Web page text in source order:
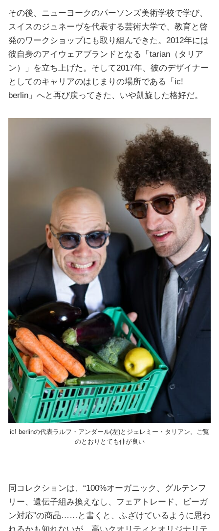
その後、ニューヨークのパーソンズ美術学校で学び、
スイスのジュネーヴを代表する芸術大学で、教育と啓
発のワークショップにも取り組んできた。2012年には
彼自身のアイウェアブランドとなる「tarian（タリア
ン）」を立ち上げた。そして2017年、彼のデザイナー
としてのキャリアのはじまりの場所である「ic!
berlin」へと再び戻ってきた、いや凱旋した格好だ。
ic! berlinの代表ラルフ・アンダール(左)とジェレミー・タリアン。ご覧
のとおりとても仲が良い
同コレクションは、“100%オーガニック、グルテンフ
リー、遺伝子組み換えなし、フェアトレード、ビーガ
ン対応”の商品……と書くと、ふざけているように思わ
れるかも知れないが、高いクオリティとオリジナリテ